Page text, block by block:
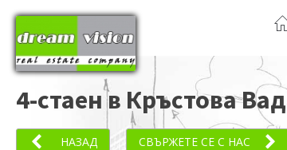
4-стаен в Кръстова
НАЗАД СВЪРЖЕТЕ СЕ С НАС